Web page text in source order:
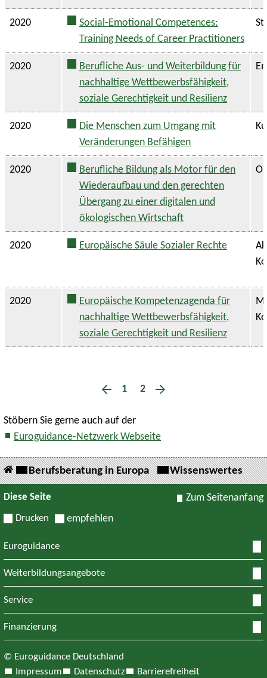
2020
Social-Emotional Competences:
Training Needs of Career Practitioners
2020
Berufliche Aus- und Weiterbildung für
nachhaltige Wettbewerbsfähigkeit,
soziale Gerechtigkeit und Resilienz
2020
Die Menschen zum Umgang mit
Veränderungen Befähigen
2020
Berufliche Bildung als Motor für den
Wiederaufbau und den gerechten
Übergang zu einer digitalen und
ökologischen Wirtschaft
2020 Europäische Säule Sozialer Rechte
2020
Europäische Kompetenzagenda für
nachhaltige Wettbewerbsfähigkeit,
soziale Gerechtigkeit und Resilienz
1 2
Stöbern Sie gerne auch auf der
Euroguidance-Netzwerk Webseite
Berufsberatung in Europa Wissenswertes
Diese Seite
Drucken empfehlen
Zum Seitenanfang
Euroguidance
Weiterbildungsangebote
Service
Finanzierung
© Euroguidance Deutschland
Impressum
Datenschutz Barrierefreiheit